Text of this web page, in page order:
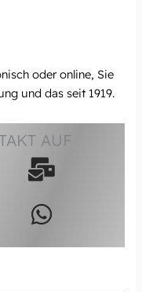
oder online, Sie
und das seit 1919.
AUF